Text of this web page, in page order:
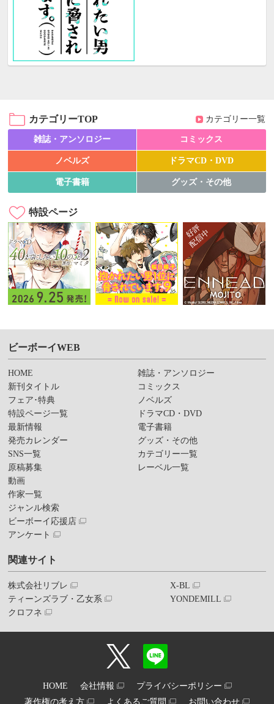
カテゴリーTOP カテゴリー一覧
雑誌・アンソロジー コミックス
ノベルズ ドラマCD・DVD
電子書籍 グッズ・その他
特設ページ
ビーボーイWEB
HOME
新刊タイトル
フェア･特典
特設ページ一覧
最新情報
発売カレンダー
SNS一覧
原稿募集
動画
作家一覧
ジャンル検索
ビーボーイ応援店
アンケート
雑誌・アンソロジー
コミックス
ノベルズ
ドラマCD・DVD
電子書籍
グッズ・その他
カテゴリー一覧
レーベル一覧
関連サイト
株式会社リブレ
ティーンズラブ・乙女系
クロフネ
X-BL
YONDEMILL
HOME 会社情報
プライバシーポリシー
著作権の考え方
よくあるご質問 お問い合わせ